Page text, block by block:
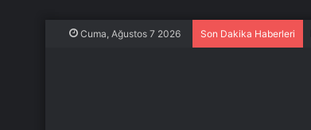
Cuma, Ağustos 7 2026 Son Dakika Haberleri